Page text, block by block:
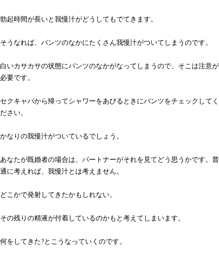
勃起時間が長いと我慢汁がどうしてもでてきます。
そうなれば、パンツのなかにたくさん我慢汁がついてしまうのです。
白いカサカサの状態にパンツのなかがなってしまうので、そこは注意が
必要です。
セクキャバから帰ってシャワーをあびるときにパンツをチェックしてく
ださい。
かなりの我慢汁がついているでしょう。
あなたが既婚者の場合は、パートナーがそれを見てどう思うかです。普
通に考えれば、我慢汁とは考えません。
どこかで発射してきたかもしれない。
その残りの精液が付着しているのかもと考えてしまいます。
何をしてきた?とこうなっていくのです。